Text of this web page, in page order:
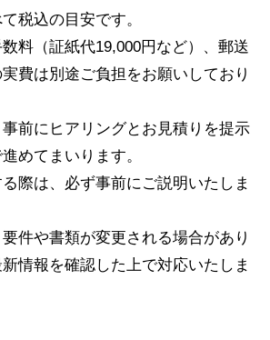
税込の目安です。
料（証紙代19,000円など）、郵送
費は別途ご負担をお願いしており
前にヒアリングとお見積りを提示
めてまいります。
際は、必ず事前にご説明いたしま
件や書類が変更される場合があり
情報を確認した上で対応いたしま